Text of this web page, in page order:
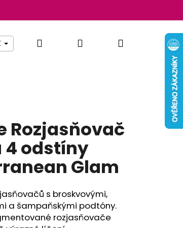
Pomůcky Nábytek
Hledat PřihlášeníNákupní
Rozjasňovač
4 odstíny
Glam
s broskvovými,
a šampaňskými podtóny.
rozjasňovače
Následující